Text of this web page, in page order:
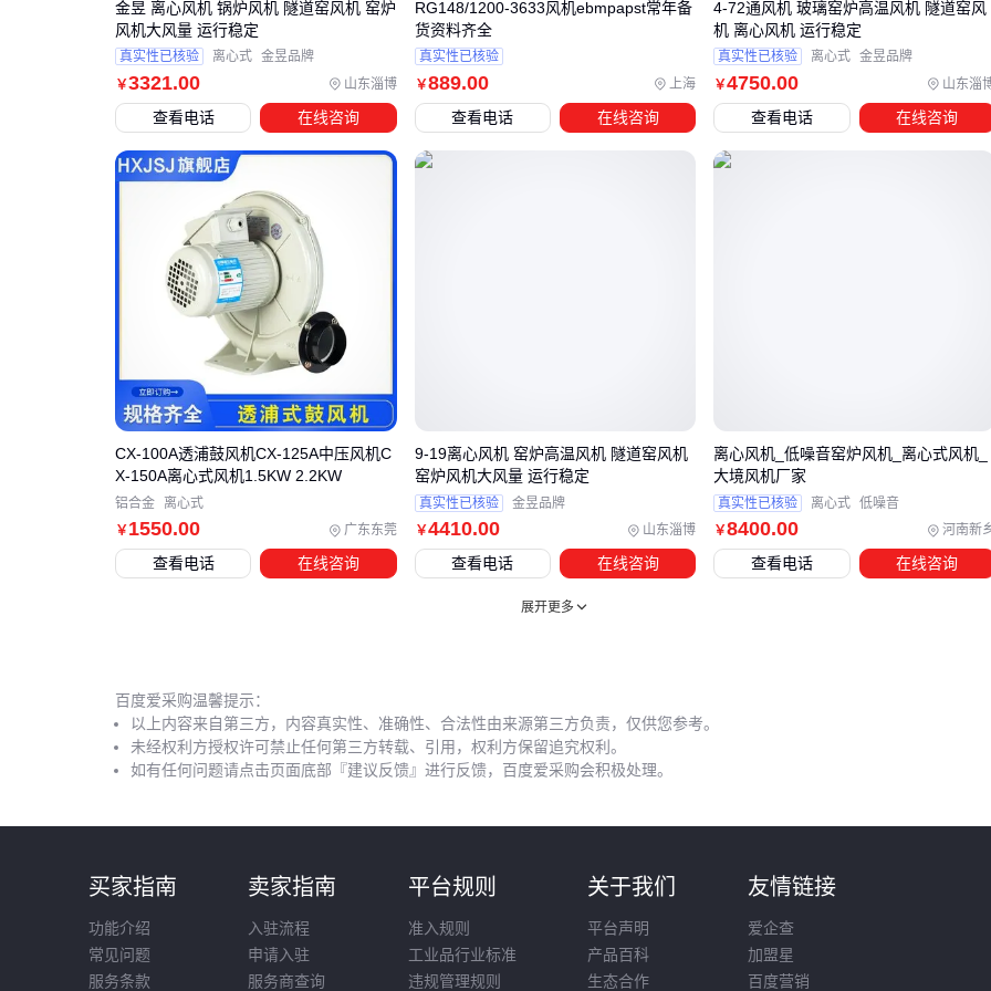
化控制
：不锈钢消声器在2000Hz频段效果显著，矿井需用
动力适配：变频器 可调节转速，比挡板节流节能30%以上
安装时最容易忽视的是气流组织——
振动异常
新装机要做动平衡测试，叶片积尘会导致振幅超标
维护时注意：不锈钢壳体用软布清洁，碳钢材质需定期补防锈
漆。电机
轴承每2000小时加注润滑脂，蜗轮减速机构要定期
检查齿隙。
比不同方案的能耗曲线和维护成本，最终选型会更有的放矢。
￥3321.00 山东淄博
金昱 离心风机 锅炉风机 隧道窑风机 窑炉
风机大风量 运行稳定
真实性已核验 离心式 金昱品牌
查看电话 在线咨询
￥889.00 上海
RG148/1200-3633风机ebmpapst常年备
货资料齐全
真实性已核验
查看电话 在线咨询
￥4750.00 山东淄
4-72通风机 玻璃窑炉高温风机 隧道窑风
机 离心风机 运行稳定
真实性已核验 离心式 金昱品牌
查看电话 在线咨询
￥ 1550.00 广东东莞
CX-100A透浦鼓风机CX-125A中压风机C
X-150A离心式风机1.5KW 2.2KW
铝合金 离心式
查看电话 在线咨询
￥4410.00 山东淄博
9-19离心风机 窑炉高温风机 隧道窑风机
窑炉风机大风量 运行稳定
真实性已核验 金昱品牌
查看电话 在线咨询
￥8400.00 河南新
离心风机_低噪音窑炉风机_离心式风机_
大境风机厂家
真实性已核验 离心式 低噪音
查看电话 在线咨询
展开更多
百度爱采购温馨提示：
以上内容来自第三方，内容真实性、准确性、合法性由来源第三方负责，仅供您参考。
未经权利方授权许可禁止任何第三方转载、引用，权利方保留追究权利。
如有任何问题请点击页面底部『建议反馈』进行反馈，百度爱采购会积极处理。
买家指南
功能介绍
常见问题
服务条款
卖家指南
入驻流程
申请入驻
服务商查询
平台规则
准入规则
工业品行业标准
违规管理规则
关于我们
平台声明
产品百科
生态合作
友情链接
爱企查
加盟星
百度营销